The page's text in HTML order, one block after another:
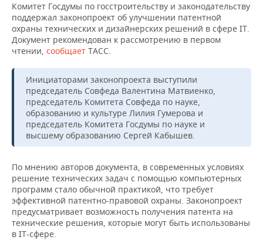
ОТКРЫТАЯ ЛЕКЦИЯ
БАСКЕТБОЛ
ВОЛЕЙБОЛ
КИБЕРСПОРТ
ФИГУРНОЕ КАТАНИЕ
ВОДНЫЕ ВИДЫ СПОРТА
ИНФРАСТРУКТУРА
ИСТОРИЯ
КУЛЬТУРА
МЕДИЦИНА
ОБРАЗОВАНИЕ
СПРАВОЧНИК
СПИСОК ПЕРСОН
СПИСОК КОМПАНИЙ
ПОЛНАЯ ВЕРСИЯ
Комитет Госдумы по госстроительству и законодательству
поддержал законопроект об улучшении патентной
охраны технических и дизайнерских решений в сфере IT.
Документ рекомендован к рассмотрению в первом
чтении, сообщает ТАСС.
Инициаторами законопроекта выступили
председатель Совфеда Валентина Матвиенко,
председатель Комитета Совфеда по науке,
образованию и культуре Лилия Гумерова и
председатель Комитета Госдумы по науке и
высшему образованию Сергей Кабышев.
По мнению авторов документа, в современных условиях
решение технических задач с помощью компьютерных
программ стало обычной практикой, что требует
эффективной патентно-правовой охраны. Законопроект
предусматривает возможность получения патента на
технические решения, которые могут быть использованы
в IT-сфере.